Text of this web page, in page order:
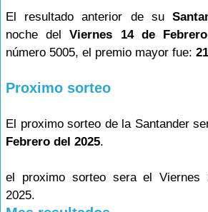
El resultado anterior de su
noche delViernes 14 de
número 5005, el premio mayor fue:
Proximo sorteo
El proximo sorteo de la Santander
Febrero del 2025.
el proximo sorteo sera el Viernes
2025.